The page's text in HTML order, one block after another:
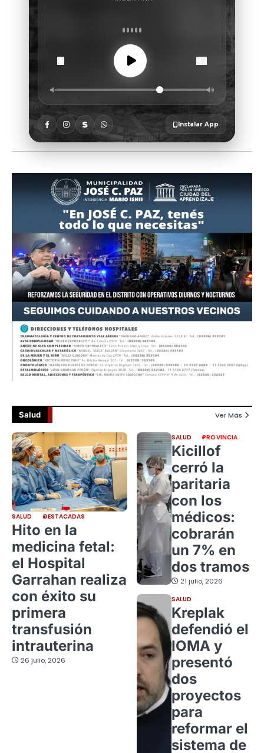
Salud Ver Más
SALUD DESTACADAS
Hito en la
medicina fetal:
el Hospital
Garrahan realiza
con éxito su
primera
transfusión
intrauterina
26 julio, 2026
SALUD PROVINCIA
Kicillof
cerró la
paritaria
con los
médicos:
cobrarán
un 7% en
dos tramos
21 julio, 2026
SALUD
Kreplak
defendió el
IOMA y
presentó
dos
proyectos
para
reformar el
sistema de